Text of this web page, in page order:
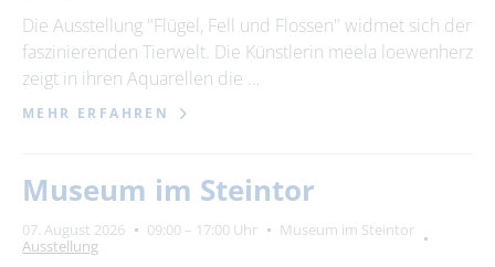
Kategorie
Suchbegriff
Ort
Die Ausstellung "Flügel, Fell und Flossen" widmet sich der
faszinierenden Tierwelt. Die Künstlerin meela loewenherz
zeigt in ihren Aquarellen die …
MEHR ERFAHREN
Museum im Steintor
07. August 2026 09:00 – 17:00 Uhr
Museum im Steintor
Ausstellung